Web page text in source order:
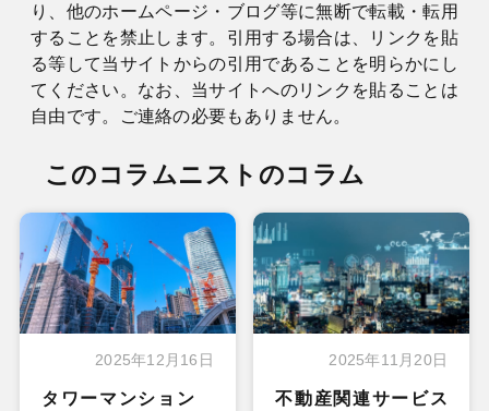
り、他のホームページ・ブログ等に無断で転載・転用
することを禁止します。引用する場合は、リンクを貼
る等して当サイトからの引用であることを明らかにし
てください。なお、当サイトへのリンクを貼ることは
自由です。ご連絡の必要もありません。
このコラムニストのコラム
2025年12月16日
タワーマンション
2025年11月20日
不動産関連サービス